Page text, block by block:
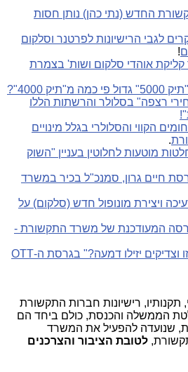
החדש (נתי כהן) נותן חסות
לגבי הרישיונות לפרטנר וסלקום
!
אוהדי סלקום ושות' בצמרת
4000"?
רצפה" בסלולר והרשתות הללו
הקווי והסלולרי בגלל מינויים
.
מוטעות לחלוטין בעניין "השוק
חיים גרון, סמנכ"ל בכיר במשרד
ויצירת מונופול חדש (סלקום) על
המעודכנת של משרד התקשורת -
"עד מתי רשעים יעלוזו וצדיקים יזילו דמעה?" בגרסת ה-OTT
רישיונות חברות התקשורת
הממשלה והכנסת, כולם ביחד הם
שנועדה להפעיל את המשרד
לטובת הציבור והצרכנים